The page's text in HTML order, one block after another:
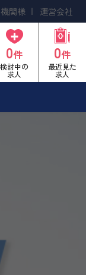
関様 運営会社
0件
検討中の
求人
0件
最近見た
求人